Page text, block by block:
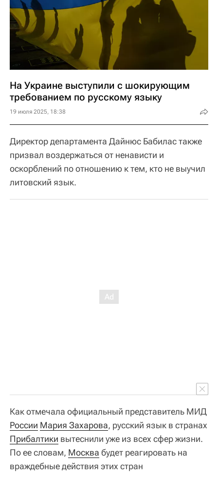
На Украине выступили с шокирующим
требованием по русскому языку
19 июля 2025, 18:38
Директор департамента Дайнюс Бабилас также
призвал воздержаться от ненависти и
оскорблений по отношению к тем, кто не выучил
литовский язык.
Как отмечала официальный представитель МИД
России Мария Захарова, русский язык в странах
Прибалтики вытеснили уже из всех сфер жизни.
По ее словам, Москва будет реагировать на
враждебные действия этих стран